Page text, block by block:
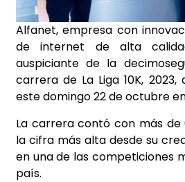
Alfanet, empresa con
de internet de alta
auspiciante de la
carrera de La Liga 10K,
este domingo 22 de octubre
La carrera contó con más de
la cifra más alta desde su
en una de las competiciones
país.